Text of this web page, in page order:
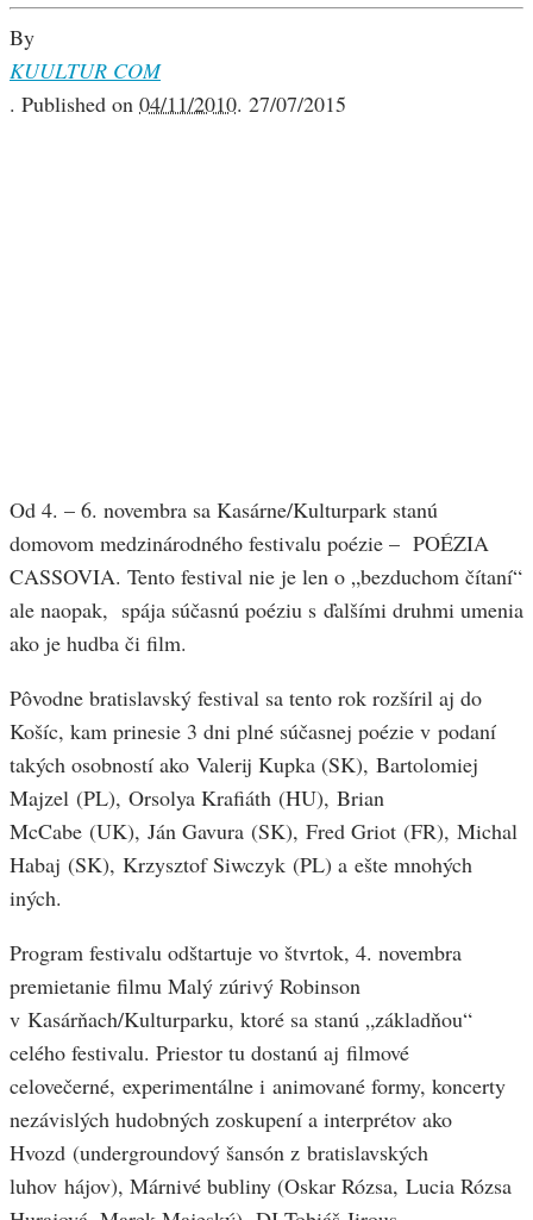
By
KUULTUR COM
. Published on 04/11/2010. 27/07/2015
Od 4. – 6. novembra sa Kasárne/Kulturpark stanú
domovom medzinárodného festivalu poézie – POÉZIA
CASSOVIA. Tento festival nie je len o „bezduchom čítaní“
ale naopak, spája súčasnú poéziu s ďalšími druhmi umenia
ako je hudba či film.
Pôvodne bratislavský festival sa tento rok rozšíril aj do
Košíc, kam prinesie 3 dni plné súčasnej poézie v podaní
takých osobností ako Valerij Kupka (SK), Bartolomiej
Majzel (PL), Orsolya Krafiáth (HU), Brian
McCabe (UK), Ján Gavura (SK), Fred Griot (FR), Michal
Habaj (SK), Krzysztof Siwczyk (PL) a ešte mnohých
iných.
Program festivalu odštartuje vo štvrtok, 4. novembra
premietanie filmu Malý zúrivý Robinson
v Kasárňach/Kulturparku, ktoré sa stanú „základňou“
celého festivalu. Priestor tu dostanú aj filmové
celovečerné, experimentálne i animované formy, koncerty
nezávislých hudobných zoskupení a interprétov ako
Hvozd (undergroundový šansón z bratislavských
luhov hájov), Márnivé bubliny (Oskar Rózsa, Lucia Rózsa